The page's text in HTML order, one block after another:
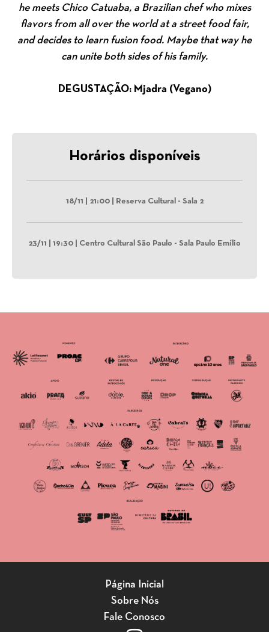
he meets Chico Catuaba, a Brazilian chef who mixes
flavors from all over the world at a street food fair,
and decides to learn fusion food. Maybe that way he
can unite both sides of his family.
DEGUSTAÇÃO: Mjadra (Vegano)
Horários disponíveis
18/11 | 21:00 | Reserva Cultural - Sala 2
23/11 | 19:30 | Centro Cultural São Paulo - Sala Paulo Emílio
Página Inicial
Sobre Nós
Fale Conosco